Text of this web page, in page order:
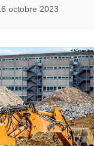
octobre 2023